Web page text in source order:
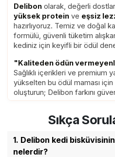
Delibon olarak, değerli
yüksek protein ve eşsiz
hazırlıyoruz. Temiz ve doğal
formülü, güvenli tüketim
kediniz için keyifli bir ödül
"Kaliteden ödün
Sağlıklı içerikleri ve premium
yükselten bu ödül maması
oluşturun; Delibon farkını
Sıkça
1. Delibon kedi
nelerdir?